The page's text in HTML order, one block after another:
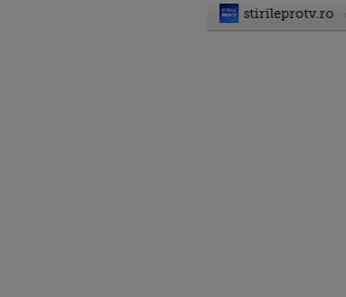
stirileprotv.ro